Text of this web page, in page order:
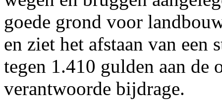
goede grond voor
en ziet het afstaan van
tegen 1.410 gulden aan de
verantwoorde bijdrage.